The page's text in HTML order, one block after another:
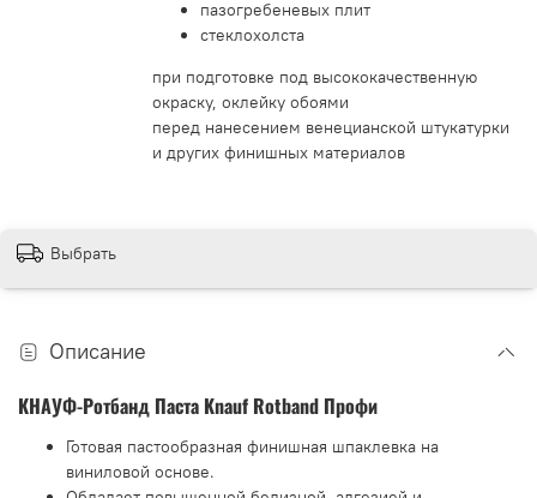
пазогребеневых плит
стеклохолста
при подготовке под высококачественную
окраску, оклейку обоями
перед нанесением венецианской штукатурки
и других финишных материалов
Выбрать
Описание
КНАУФ-Ротбанд Паста Knauf Rotband Профи
Готовая пастообразная финишная шпаклевка на
виниловой основе.